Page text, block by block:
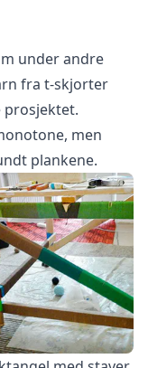
under andre
fra t-skjorter
men
plankene.